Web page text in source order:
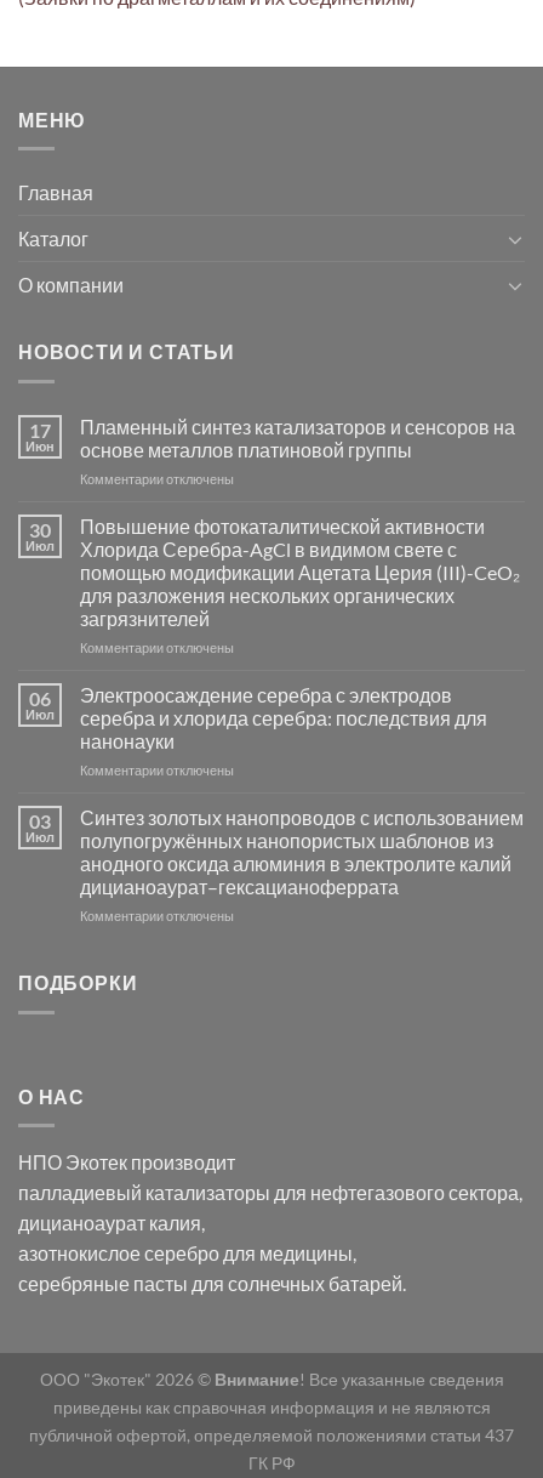
МЕНЮ
Главная
Каталог
О компании
НОВОСТИ И СТАТЬИ
17
Июн
Пламенный синтез катализаторов и сенсоров на
основе металлов платиновой группы
Комментариик
Пламенный
синтез
катализаторов
и
сенсоров
на
основе
группы
отключены
30
Июл
Повышение фотокаталитической активности
Хлорида Серебра-AgCl в видимом свете с
помощью модификации Ацетата Церия (III)-CeO₂
для разложения нескольких органических
загрязнителей
Комментариик
фотокаталитической
активности
Хлорида
Серебра-
в
видимом
свете
с
помощью
модификации
отключены
06
Июл
Электроосаждение серебра с электродов
серебра и хлорида серебра: последствия для
нанонауки
Комментариик
серебра
с
электродов
серебра
и
отключены
03
Июл
Синтез золотых нанопроводов с использованием
полупогружённых нанопористых шаблонов из
анодного оксида алюминия в электролите калий
дицианоаурат–гексацианоферрата
Комментариик
оксида
в
электролите
калий
дицианоаурат–
гексацианоферрата
отключены
ПОДБОРКИ
О НАС
НПО Экотек производит
палладиевый катализаторы для нефтегазового сектора,
дицианоаурат калия,
азотнокислое серебро для медицины,
серебряные пасты для солнечных батарей.
ООО "Экотек" 2026 © Внимание! Все указанные сведения
приведены как справочная информация и не являются
публичной офертой, определяемой положениями статьи 437
ГК РФ